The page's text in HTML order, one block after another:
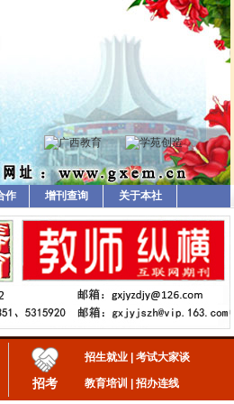
作 增刊查询 关于本社
招考
招生就业 考试大家谈
教育培训 招办连线